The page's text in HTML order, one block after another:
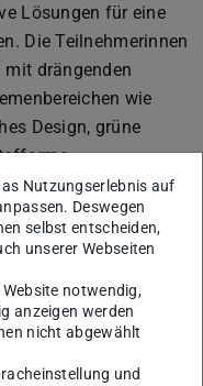
Lösungen für eine
Die Teilnehmerinnen
drängenden
wie
Design, grüne
Bauweisen –
für nachhaltige
Instituts
Lehrmodule und
von
Prof.
Kieu
. Zu den Arbeiten
Nutzungserlebnis auf
Deswegen
selbst entscheiden,
unserer Webseiten
notwendig,
anzeigen werden
nicht abgewählt
und